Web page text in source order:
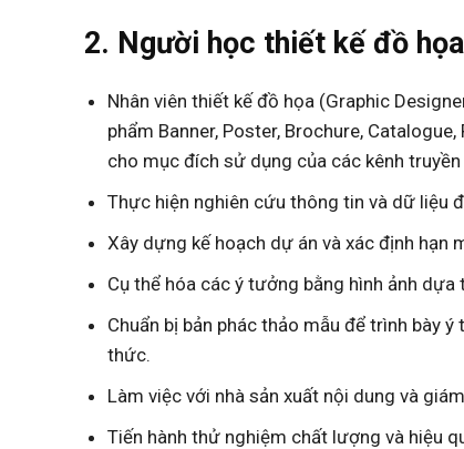
2. Người học thiết kế đồ
Nhân viên thiết kế đồ họa (Graphic
phẩm Banner, Poster, Brochure,
cho mục đích sử dụng của các kênh
Thực hiện nghiên cứu thông tin và dữ liệu
Xây dựng kế hoạch dự án và xác định
Cụ thể hóa các ý tưởng bằng hình ảnh
Chuẩn bị bản phác thảo mẫu để trình bày
thức.
Làm việc với nhà sản xuất nội dung và
Tiến hành thử nghiệm chất lượng và hiệu